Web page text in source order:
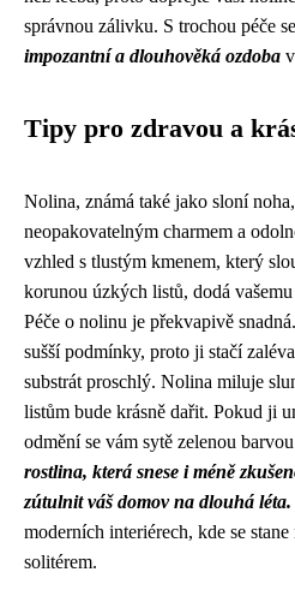
správnou zálivku. S trochou péče
impozantní a dlouhověká ozdoba
Tipy pro zdravou a
Nolina, známá také jako sloní
neopakovatelným charmem a
vzhled s tlustým kmenem, který
korunou úzkých listů, dodá
Péče o nolinu je překvapivě
sušší podmínky, proto ji stačí
substrát proschlý. Nolina miluje
listům bude krásně dařit. Pokud ji
odmění se vám sytě zelenou
rostlina, která snese i méně
zútulnit váš domov na dlouhá léta.
moderních interiérech, kde se
solitérem.